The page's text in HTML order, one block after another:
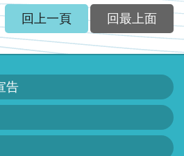
回上一頁 回最上面
告